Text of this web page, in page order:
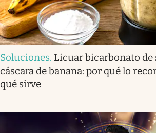
Soluciones. Licuar bicarbonato de
cáscara de banana: por qué lo
qué sirve